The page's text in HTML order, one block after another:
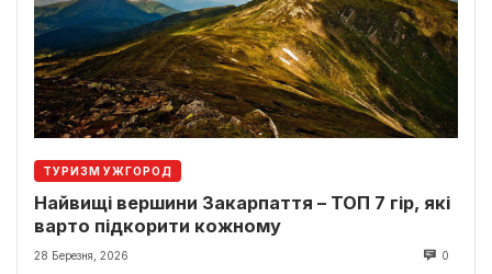
ТУРИЗМ УЖГОРОД
Найвищі вершини Закарпаття – ТОП 7 гір, які
варто підкорити кожному
28 Березня, 2026 0